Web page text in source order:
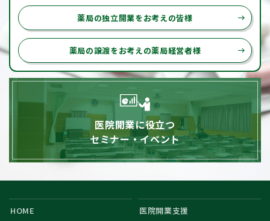
薬局の独立開業をお考えの皆様 east
薬局の譲渡をお考えの薬局経営者様 east
医院開業に役立つ
セミナー・イベント
HOME 医院開業支援